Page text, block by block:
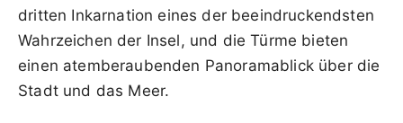
dritten Inkarnation eines der beeindruckendsten
Wahrzeichen der Insel, und die Türme bieten
einen atemberaubenden Panoramablick über die
Stadt und das Meer.